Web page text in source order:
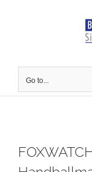
Go to...